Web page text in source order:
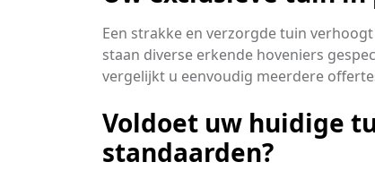
Een strakke en verzorgde tuin
staan diverse erkende hoveniers
vergelijkt u eenvoudig meerdere
Voldoet uw huidige
standaarden?